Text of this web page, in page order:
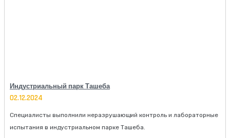
Индустриальный парк Ташеба
02.12.2024
Специалисты выполнили неразрушающий контроль и лабораторные
испытания в индустриальном парке Ташеба.